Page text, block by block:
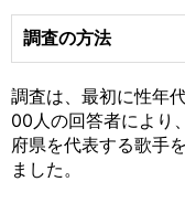
調査の方法
調査は、最初に性年
00人の回答者により
府県を代表する歌手
ました。